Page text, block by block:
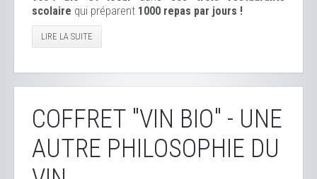
scolaire qui préparent 1000 repas par jours !
LIRE LA SUITE
COFFRET "VIN BIO" - UNE
AUTRE PHILOSOPHIE DU